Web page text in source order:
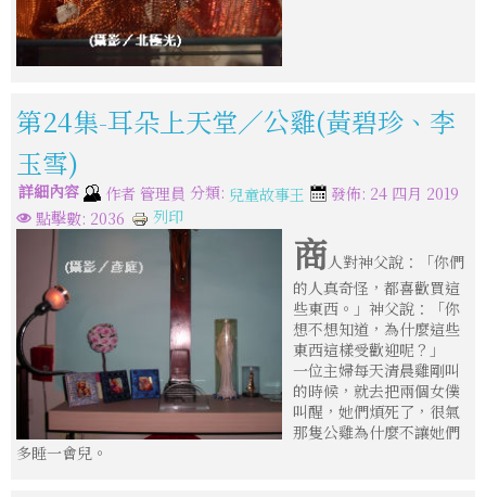
第24集-耳朵上天堂／公雞(黃碧珍、李
玉雪)
詳細內容 作者 管理員 分類: 兒童故事王
發佈: 24 四月 2019
點擊數: 2036
列印
商人對神父說：「你們
的人真奇怪，都喜歡買這
些東西。」神父說：「你
想不想知道，為什麼這些
東西這樣受歡迎呢？」
一位主婦每天清晨雞剛叫
的時候，就去把兩個女僕
叫醒，她們煩死了，很氣
那隻公雞為什麼不讓她們
多睡一會兒。